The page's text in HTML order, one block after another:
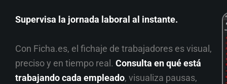
Supervisa la jornada laboral al instante.
Con Ficha.es, el fichaje de trabajadores es visual,
preciso y en tiempo real. Consulta en qué está
trabajando cada empleado, visualiza pausas,